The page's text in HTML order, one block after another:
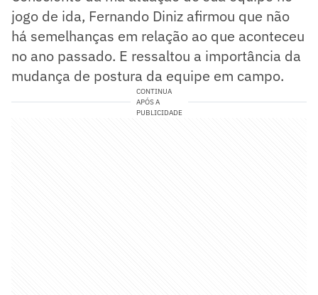
jogo de ida, Fernando Diniz afirmou que não
há semelhanças em relação ao que aconteceu
no ano passado. E ressaltou a importância da
mudança de postura da equipe em campo.
CONTINUA
APÓS A
PUBLICIDADE